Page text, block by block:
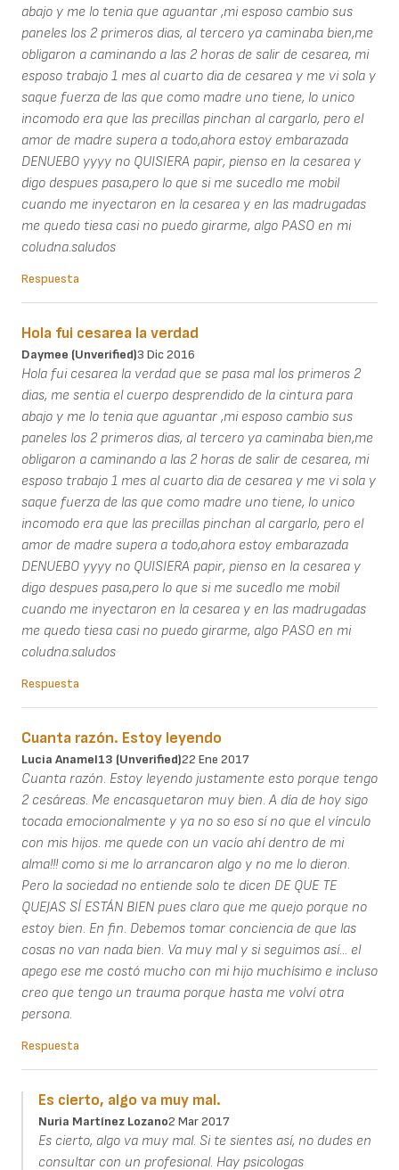
abajo y me lo tenia que aguantar ,mi esposo cambio sus
paneles los 2 primeros dias, al tercero ya caminaba bien,me
obligaron a caminando a las 2 horas de salir de cesarea, mi
esposo trabajo 1 mes al cuarto dia de cesarea y me vi sola y
saque fuerza de las que como madre uno tiene, lo unico
incomodo era que las precillas pinchan al cargarlo, pero el
amor de madre supera a todo,ahora estoy embarazada
DENUEBO yyyy no QUISIERA papir, pienso en la cesarea y
digo despues pasa,pero lo que si me sucedIo me mobil
cuando me inyectaron en la cesarea y en las madrugadas
me quedo tiesa casi no puedo girarme, algo PASO en mi
coludna.saludos
Respuesta
Hola fui cesarea la verdad
Daymee (unverified)3 Dic 2016
Hola fui cesarea la verdad que se pasa mal los primeros 2
dias, me sentia el cuerpo desprendido de la cintura para
abajo y me lo tenia que aguantar ,mi esposo cambio sus
paneles los 2 primeros dias, al tercero ya caminaba bien,me
obligaron a caminando a las 2 horas de salir de cesarea, mi
esposo trabajo 1 mes al cuarto dia de cesarea y me vi sola y
saque fuerza de las que como madre uno tiene, lo unico
incomodo era que las precillas pinchan al cargarlo, pero el
amor de madre supera a todo,ahora estoy embarazada
DENUEBO yyyy no QUISIERA papir, pienso en la cesarea y
digo despues pasa,pero lo que si me sucedIo me mobil
cuando me inyectaron en la cesarea y en las madrugadas
me quedo tiesa casi no puedo girarme, algo PASO en mi
coludna.saludos
Respuesta
Cuanta razón. Estoy leyendo
Lucia Anamel13 (unverified)22 Ene 2017
Cuanta razón. Estoy leyendo justamente esto porque tengo
2 cesáreas. Me encasquetaron muy bien. A día de hoy sigo
tocada emocionalmente y ya no so eso sí no que el vínculo
con mis hijos. me quede con un vacío ahí dentro de mi
alma!!! como si me lo arrancaron algo y no me lo dieron.
Pero la sociedad no entiende solo te dicen DE QUE TE
QUEJAS SÍ ESTÁN BIEN pues claro que me quejo porque no
estoy bien. En fin. Debemos tomar conciencia de que las
cosas no van nada bien. Va muy mal y si seguimos así... el
apego ese me costó mucho con mi hijo muchísimo e incluso
creo que tengo un trauma porque hasta me volví otra
persona.
Respuesta
Es cierto, algo va muy mal.
Nuria Martínez Lozano2 Mar 2017
Es cierto, algo va muy mal. Si te sientes así, no dudes en
consultar con un profesional. Hay psicologas